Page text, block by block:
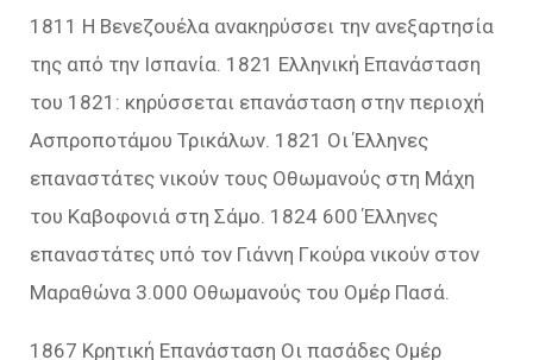
1811 Η Βενεζουέλα ανακηρύσσει την ανεξαρτησία
της από την Ισπανία. 1821 Ελληνική Επανάσταση
του 1821: κηρύσσεται επανάσταση στην περιοχή
Ασπροποτάμου Τρικάλων. 1821 Οι Έλληνες
επαναστάτες νικούν τους Οθωμανούς στη Μάχη
του Καβοφονιά στη Σάμο. 1824 600 Έλληνες
επαναστάτες υπό τον Γιάννη Γκούρα νικούν στον
Μαραθώνα 3.000 Οθωμανούς του Ομέρ Πασά.
1867 Κρητική Επανάσταση Οι πασάδες Ομέρ